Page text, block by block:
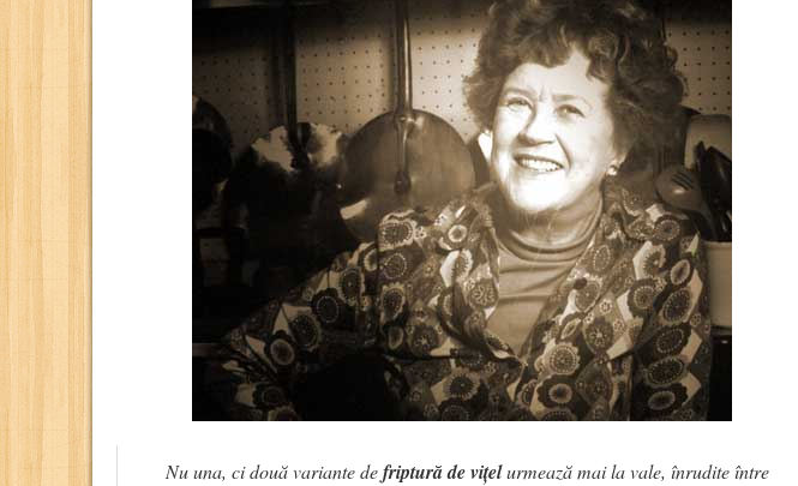
Nu una, ci două variante defriptură de vițelurmează mai la vale, înrudite între